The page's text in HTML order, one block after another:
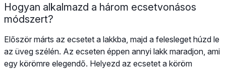
Hogyan alkalmazd a három ecsetvonásos
módszert?
Először márts az ecsetet a lakkba, majd a felesleget húzd le
az üveg szélén. Az ecseten éppen annyi lakk maradjon, ami
egy körömre elegendő. Helyezd az ecsetet a köröm